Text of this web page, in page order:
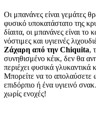
Οι μπανάνες είναι γεμάτες
φυσικό υποκατάστατο της
δίαιτα, οι μπανάνες είναι το
νόστιμες και υγιεινές
Ζάχαρη από την Chiquita,
συνηθισμένο κέικ, δεν θα
περιέχει φυσικά γλυκαντικά
Μπορείτε να το απολαύσετε
επιδόρπιο ή ένα υγιεινό
χωρίς ενοχές!